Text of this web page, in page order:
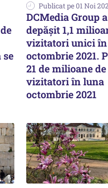
se
Publicat pe 01 Noi
DCMedia Group a
depășit 1,1
vizitatori unici în
octombrie 2021.
21 de milioane de
vizitatori în luna
octombrie 2021